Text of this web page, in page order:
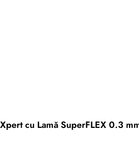
cu Lamă SuperFLEX 0.3